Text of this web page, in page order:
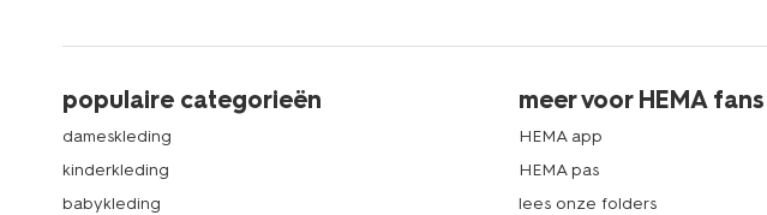
populaire categorieën
dameskleding
kinderkleding
babykleding
meer voor HEMA fans
HEMA app
HEMA pas
lees onze folders